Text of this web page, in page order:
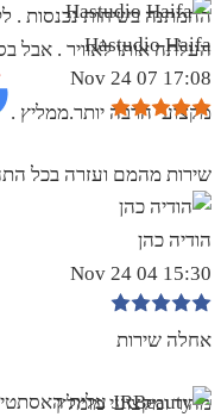
ההמתנה בשיחות נכנסות .
העלתה אותו לאוויר . אבל
מקצועי הרבה יותר.ממליץ .
Hastudio Haifa
17:08 07 Nov 24
שירות מהמם ועזרה בכל
הודיה כהן
15:30 04 Nov 24
אחלה שירות
מהיר ומקצועי מומלץ